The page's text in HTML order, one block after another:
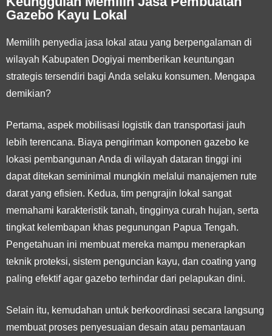
Gazebo Kayu Lokal
Memilih penyedia jasa lokal atau yang berpengalaman di
wilayah Kabupaten Dogiyai memberikan keuntungan
strategis tersendiri bagi Anda selaku konsumen. Mengapa
demikian?
Pertama, aspek mobilisasi logistik dan transportasi jauh
lebih terencana. Biaya pengiriman komponen gazebo ke
lokasi pembangunan Anda di wilayah dataran tinggi ini
dapat ditekan seminimal mungkin melalui manajemen rute
darat yang efisien. Kedua, tim pengrajin lokal sangat
memahami karakteristik tanah, tingginya curah hujan, serta
tingkat kelembapan khas pegunungan Papua Tengah.
Pengetahuan ini membuat mereka mampu menerapkan
teknik proteksi, sistem penguncian kayu, dan coating yang
paling efektif agar gazebo terhindar dari pelapukan dini.
Selain itu, kemudahan untuk berkoordinasi secara langsung
membuat proses penyesuaian desain atau pemantauan